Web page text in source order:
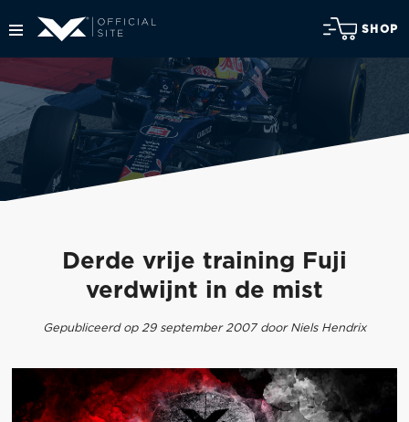
SHOP
Derde vrije training Fuji
verdwijnt in de mist
Gepubliceerd op 29 september 2007 door Niels Hendrix